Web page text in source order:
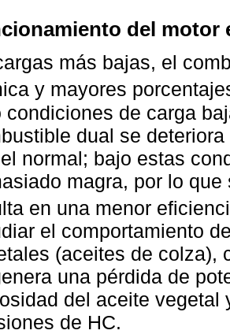
del motor
más bajas, el
y mayores
condiciones de carga
dual se
normal; bajo estas
magra, por lo
en una menor
el comportamiento
(aceites de colza),
una pérdida de
del aceite vegetal
de HC.